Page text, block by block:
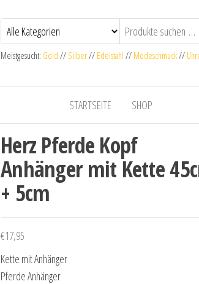
Meistgesucht: Gold // Silber// Edelstahl // Modeschmuck//
STARTSEITE SHOP
Herz Pferde Kopf
Anhänger mit Kette
+ 5cm
€17,95
Kette mit Anhänger
Pferde Anhänger